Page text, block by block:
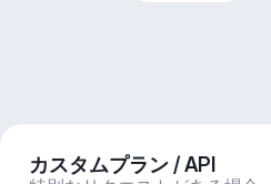
カスタムプラン / API